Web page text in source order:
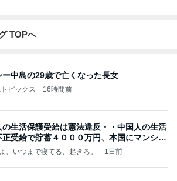
TOPへ
ー中島の29歳で亡くなった長女
ピックス 16時間前
の生活保護受給は憲法違反・・中国人の生活
正受給で貯蓄４０００万円、本国にマンショ
、いつまで寝てる、起きろ。 1日前